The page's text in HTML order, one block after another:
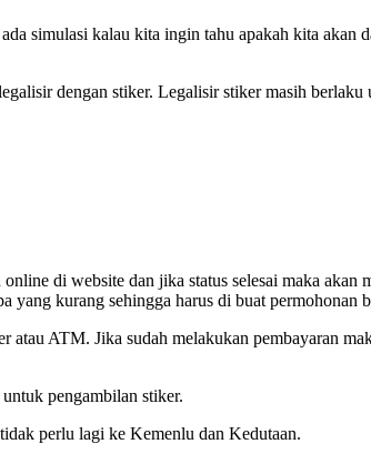
simulasi kalau kita ingin tahu apakah kita akan
dengan stiker. Legalisir stiker masih
di website dan jika status selesai maka akan
yang kurang sehingga harus di buat permohonan
ATM. Jika sudah melakukan pembayaran
pengambilan stiker.
perlu lagi ke Kemenlu dan Kedutaan.